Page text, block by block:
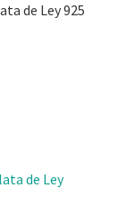
de Ley 925